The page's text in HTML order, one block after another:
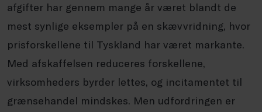
afgifter har gennem mange år været blandt de
mest synlige eksempler på en skævvridning, hvor
prisforskellene til Tyskland har været markante.
Med afskaffelsen reduceres forskellene,
virksomheders byrder lettes, og incitamentet til
grænsehandel mindskes. Men udfordringen er